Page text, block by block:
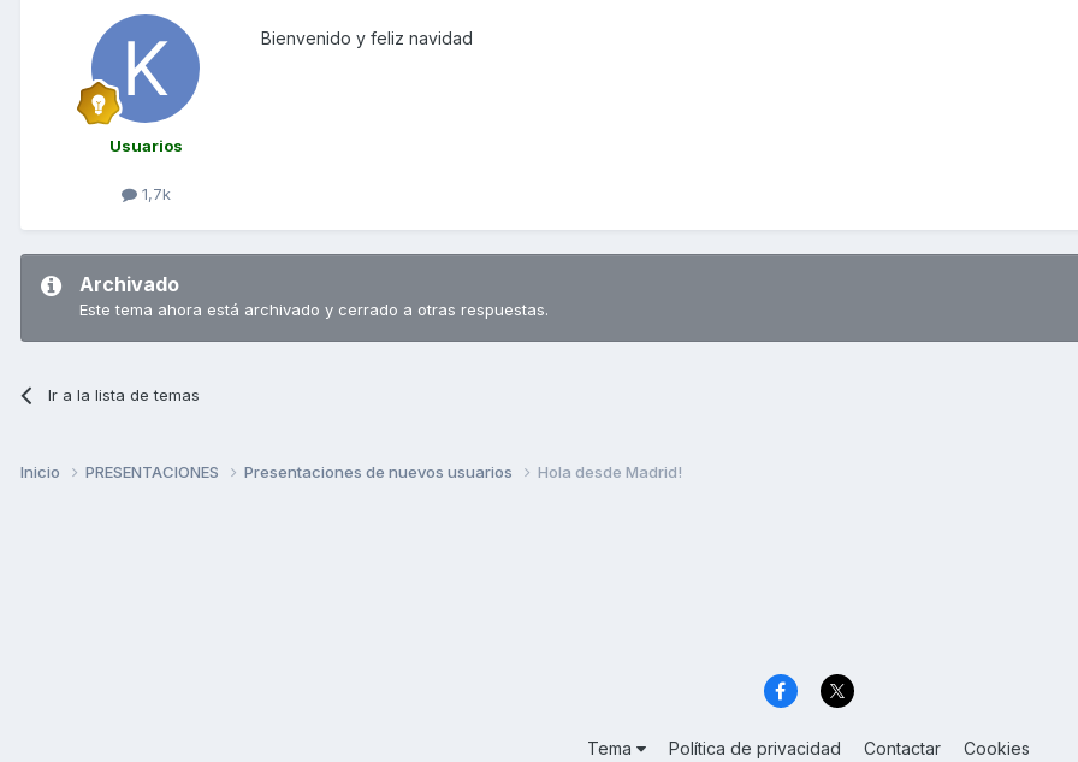
Usuarios
1,7k
Bienvenido y feliz navidad
Archivado
Este tema ahora está archivado y cerrado a otras respuestas.
Ir a la lista de temas
Inicio PRESENTACIONES Presentaciones de nuevos usuarios Hola desde Madrid!
Tema Política de privacidad Contactar Cookies